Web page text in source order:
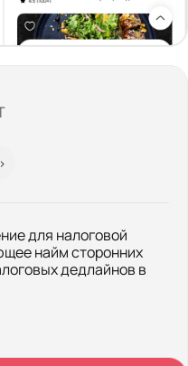
для налоговой
найм сторонних
дедлайнов в